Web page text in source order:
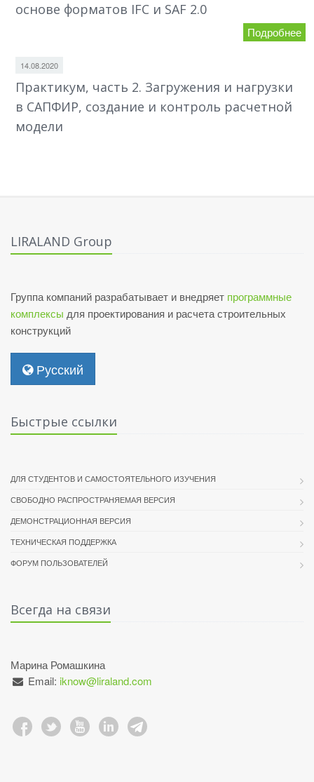
основе форматов IFC и SAF 2.0
Подробнее
14.08.2020
Практикум, часть 2. Загружения и нагрузки
в САПФИР, создание и контроль расчетной
модели
LIRALAND Group
Группа компаний разрабатывает и внедряет программные
комплексы для проектирования и расчета строительных
конструкций
Русский
Быстрые ссылки
ДЛЯ СТУДЕНТОВ И САМОСТОЯТЕЛЬНОГО ИЗУЧЕНИЯ
СВОБОДНО РАСПРОСТРАНЯЕМАЯ ВЕРСИЯ
ДЕМОНСТРАЦИОННАЯ ВЕРСИЯ
ТЕХНИЧЕСКАЯ ПОДДЕРЖКА
ФОРУМ ПОЛЬЗОВАТЕЛЕЙ
Всегда на связи
Марина Ромашкина
Email: iknow@liraland.com